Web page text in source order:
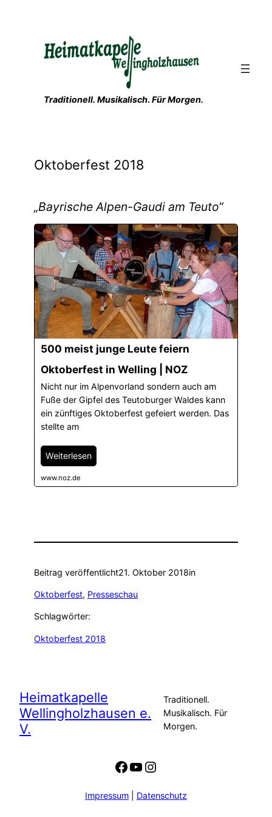
Traditionell. Musikalisch. Für Morgen.
Oktoberfest 2018
„Bayrische Alpen-Gaudi am Teuto“
500 meist junge Leute feiern
Oktoberfest in Welling | NOZ
Nicht nur im Alpenvorland sondern auch am
Fuße der Gipfel des Teutoburger Waldes kann
ein zünftiges Oktoberfest gefeiert werden. Das
stellte am
Weiterlesen
www.noz.de
Beitrag veröffentlicht21. Oktober 2018in
Oktoberfest, Presseschau
Schlagwörter:
Oktoberfest 2018
Heimatkapelle
Wellingholzhausen e.
V.
Traditionell.
Musikalisch. Für
Morgen.
Facebook
YouTube
Instagram
Impressum Datenschutz